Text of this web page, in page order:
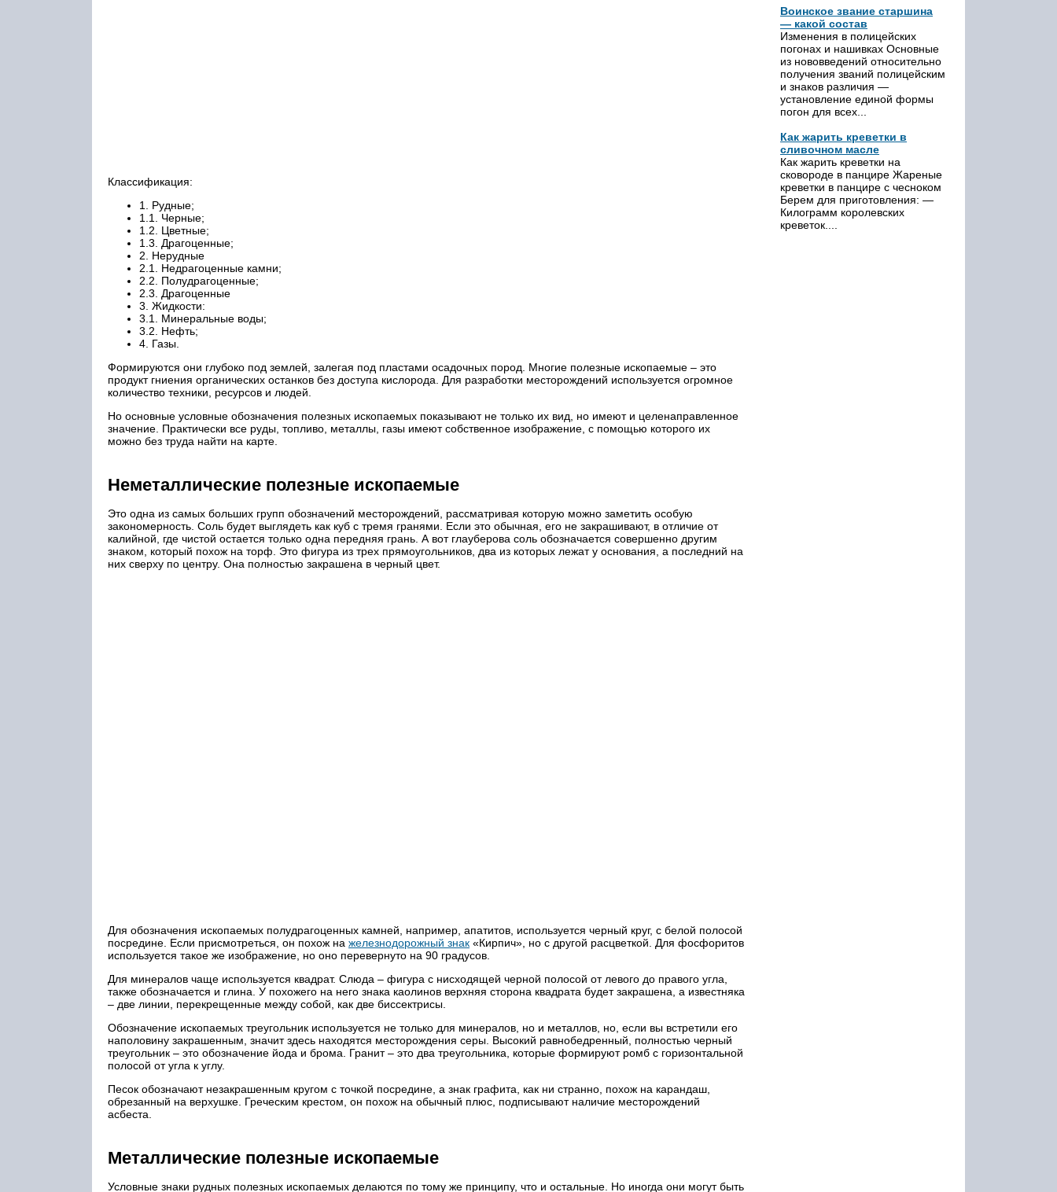
Классификация:
1. Рудные;
1.1. Черные;
1.2. Цветные;
1.3. Драгоценные;
2. Нерудные
2.1. Недрагоценные камни;
2.2. Полудрагоценные;
2.3. Драгоценные
3. Жидкости:
3.1. Минеральные воды;
3.2. Нефть;
4. Газы.
Формируются они глубоко под землей, залегая под пластами осадочных пород. Многие полезные ископаемые – это
продукт гниения органических останков без доступа кислорода. Для разработки месторождений используется огромное
количество техники, ресурсов и людей.
Но основные условные обозначения полезных ископаемых показывают не только их вид, но имеют и целенаправленное
значение. Практически все руды, топливо, металлы, газы имеют собственное изображение, с помощью которого их
можно без труда найти на карте.
Неметаллические полезные ископаемые
Это одна из самых больших групп обозначений месторождений, рассматривая которую можно заметить особую
закономерность. Соль будет выглядеть как куб с тремя гранями. Если это обычная, его не закрашивают, в отличие от
калийной, где чистой остается только одна передняя грань. А вот глауберова соль обозначается совершенно другим
знаком, который похож на торф. Это фигура из трех прямоугольников, два из которых лежат у основания, а последний на
них сверху по центру. Она полностью закрашена в черный цвет.
Для обозначения ископаемых полудрагоценных камней, например, апатитов, используется черный круг, с белой полосой
посредине. Если присмотреться, он похож на железнодорожный знак «Кирпич», но с другой расцветкой. Для фосфоритов
используется такое же изображение, но оно перевернуто на 90 градусов.
Для минералов чаще используется квадрат. Слюда – фигура с нисходящей черной полосой от левого до правого угла,
также обозначается и глина. У похожего на него знака каолинов верхняя сторона квадрата будет закрашена, а известняка
– две линии, перекрещенные между собой, как две биссектрисы.
Обозначение ископаемых треугольник используется не только для минералов, но и металлов, но, если вы встретили его
наполовину закрашенным, значит здесь находятся месторождения серы. Высокий равнобедренный, полностью черный
треугольник – это обозначение йода и брома. Гранит – это два треугольника, которые формируют ромб с горизонтальной
полосой от угла к углу.
Песок обозначают незакрашенным кругом с точкой посредине, а знак графита, как ни странно, похож на карандаш,
обрезанный на верхушке. Греческим крестом, он похож на обычный плюс, подписывают наличие месторождений
асбеста.
Металлические полезные ископаемые
Условные знаки рудных полезных ископаемых делаются по тому же принципу, что и остальные. Но иногда они могут быть
Воинское звание старшина
— какой состав
Изменения в полицейских
погонах и нашивках Основные
из нововведений относительно
получения званий полицейским
и знаков различия —
установление единой формы
погон для всех...
Как жарить креветки в
сливочном масле
Как жарить креветки на
сковороде в панцире Жареные
креветки в панцире с чесноком
Берем для приготовления: —
Килограмм королевских
креветок....